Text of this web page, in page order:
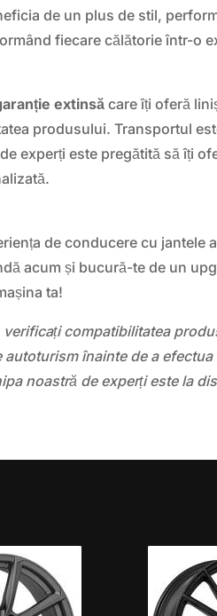
de un plus de stil,
fiecare călătorie într-o
extinsă care îți oferă
produsului. Transportul
experți este pregătită să îți
de conducere cu jantele
acum și bucură-te de un
ta!
verificați compatibilitatea
autoturism înainte de a
noastră de experți este la